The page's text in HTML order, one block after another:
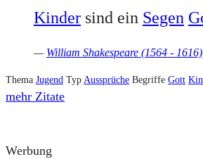
Kinder sind ein Segen
— William Shakespeare (1564 - 1616)
Thema Jugend Typ Aussprüche Begriffe Gott
mehr Zitate
Werbung